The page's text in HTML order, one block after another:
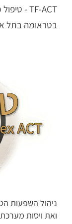
בטראומה בתל
ואת ויסות